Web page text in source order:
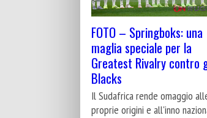
FOTO – Springboks: una
maglia speciale per la
Greatest Rivalry contro
Blacks
Il Sudafrica rende omaggio
proprie origini e all'inno